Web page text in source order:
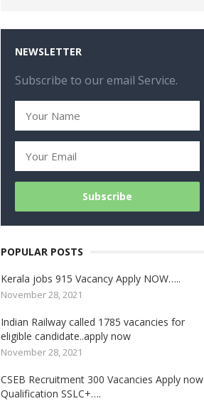
NEWSLETTER
Subscribe to our email Service.
POPULAR POSTS
Kerala jobs 915 Vacancy Apply NOW…..
November 28, 2021
Indian Railway called 1785 vacancies for
eligible candidate..apply now
November 28, 2021
CSEB Recruitment 300 Vacancies Apply now
Qualification SSLC+….